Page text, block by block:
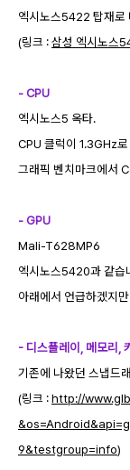
엑시노스5422 탑재로
(링크 :삼성 엑시노스
- CPU
엑시노스5 옥타.
CPU 클럭이 1.3GHz
그래픽 벤치마크에서
- GPU
Mali-T628MP6
엑시노스5420과 같습
아래에서 언급하겠지
- 디스플레이, 메모리,
기존에 나왔던 스냅드
(링크 :http://
9&testgroup=info)